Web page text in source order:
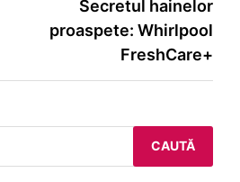
Secretul hainelor
proaspete: Whirlpool
FreshCare+